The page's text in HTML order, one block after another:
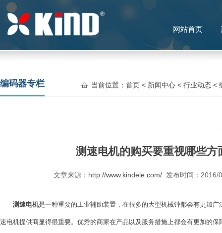
网站首页
编码器专栏 当前位置： 首页 < 新闻中心 < 行业动态 <
测速电机的购买要重视哪些方
文章来源： http://www.kindele.com/发布时间：2016/
测速电机是一种重要的工业辅助装置，在很多的大型机械钟都会有更加
速电机提供商显得很重要。优秀的商家在产品以及服务措施上都会有更加的